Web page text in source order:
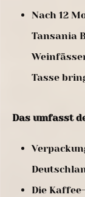
Nach 12
Tansania
Tasse
Das umfasst
Die